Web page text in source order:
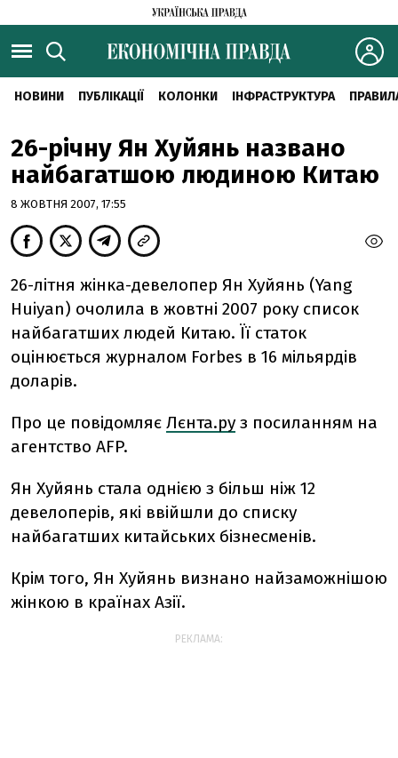
НОВИНИ ПУБЛІКАЦІЇ КОЛОНКИ ІНФРАСТРУКТУРА
26-річну Ян Хуйянь названо
найбагатшою людиною Китаю
8 ЖОВТНЯ 2007, 17:55
26-літня жінка-девелопер Ян Хуйянь (Yang
Huiyan) очолила в жовтні 2007 року список
найбагатших людей Китаю. Її статок
оцінюється журналом Forbes в 16 мільярдів
доларів.
Про це повідомляє Лєнта.ру з посиланням на
агентство AFP.
Ян Хуйянь стала однією з більш ніж 12
девелоперів, які ввійшли до списку
найбагатших китайських бізнесменів.
Крім того, Ян Хуйянь визнано найзаможнішою
жінкою в країнах Азії.
РЕКЛАМА: